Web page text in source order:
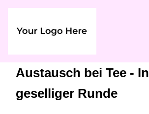
Austausch bei Tee - In
geselliger Runde